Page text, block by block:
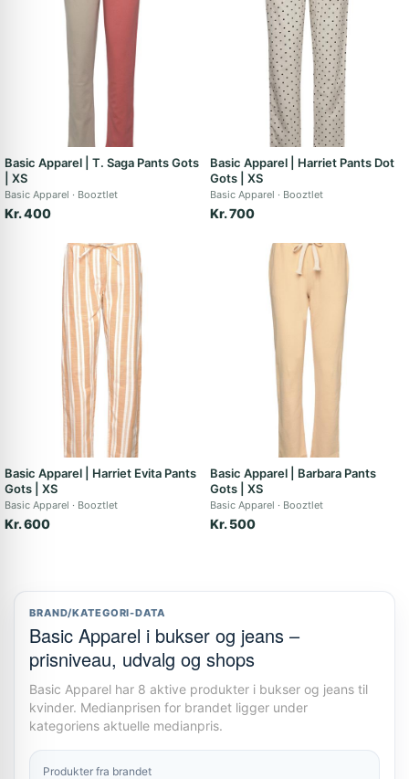
Basic Apparel | T. Saga Pants Gots
| XS
Basic Apparel Booztlet
Kr. 400
Basic Apparel | Harriet Pants Dot
Gots | XS
Basic Apparel Booztlet
Kr. 700
Basic Apparel | Harriet Evita Pants
Gots | XS
Basic Apparel Booztlet
Kr. 600
Basic Apparel | Barbara Pants
Gots | XS
Basic Apparel Booztlet
Kr. 500
BRAND/KATEGORI-DATA
Basic Apparel i bukser og jeans –
prisniveau, udvalg og shops
Basic Apparel har 8 aktive produkter i bukser og jeans til
kvinder. Medianprisen for brandet ligger under
kategoriens aktuelle medianpris.
Produkter fra brandet